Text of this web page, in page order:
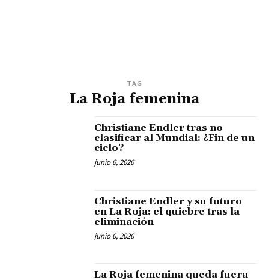
TAG
La Roja femenina
Christiane Endler tras no
clasificar al Mundial: ¿Fin de un
ciclo?
junio 6, 2026
Christiane Endler y su futuro
en La Roja: el quiebre tras la
eliminación
junio 6, 2026
La Roja femenina queda fuera